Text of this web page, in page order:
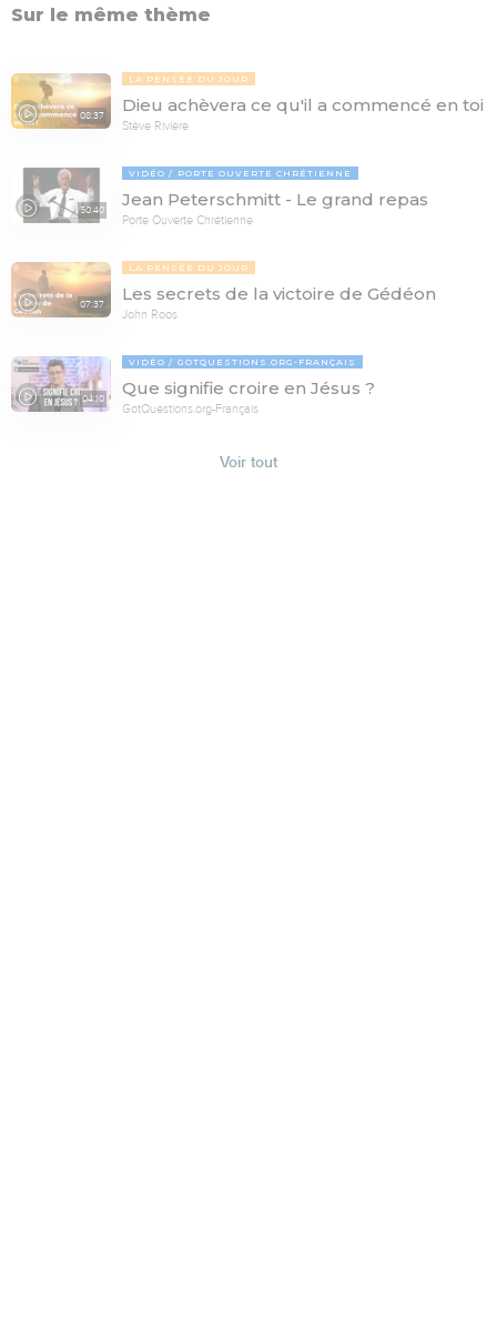
Sur le même thème
08:37
LA PENSÉE DU JOUR
Dieu achèvera ce qu'il a commencé en toi
Stève Rivière
50:40
VIDÉO PORTE OUVERTE CHRÉTIENNE
Jean Peterschmitt - Le grand repas
Porte Ouverte Chrétienne
07:37
LA PENSÉE DU JOUR
Les secrets de la victoire de Gédéon
John Roos
04:10
VIDÉO GOTQUESTIONS.ORG-FRANÇAIS
Que signifie croire en Jésus ?
GotQuestions.org-Français
Voir tout